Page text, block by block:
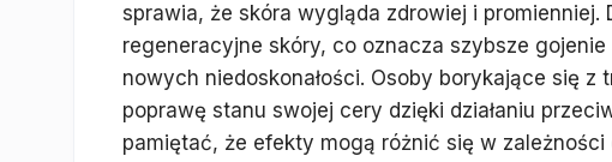
sprawia, że skóra wygląda zdrowiej i
regeneracyjne skóry, co oznacza szybsze
nowych niedoskonałości. Osoby borykające się
poprawę stanu swojej cery dzięki działaniu
pamiętać, że efekty mogą różnić się w